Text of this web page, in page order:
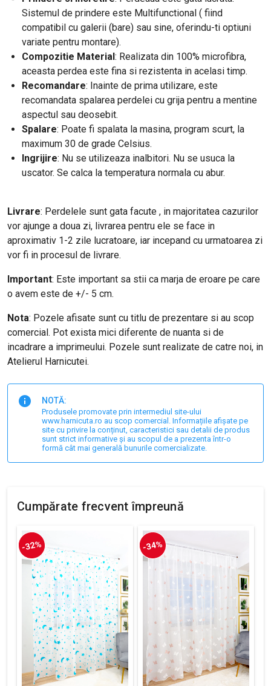
Sistemul de prindere este Multifunctional ( fiind
compatibil cu galerii (bare) sau sine, oferindu-ti optiuni
variate pentru montare).
Compozitie Material: Realizata din 100% microfibra,
aceasta perdea este fina si rezistenta in acelasi timp.
Recomandare: Inainte de prima utilizare, este
recomandata spalarea perdelei cu grija pentru a mentine
aspectul sau deosebit.
Spalare: Poate fi spalata la masina, program scurt, la
maximum 30 de grade Celsius.
Ingrijire: Nu se utilizeaza inalbitori. Nu se usuca la
uscator. Se calca la temperatura normala cu abur.
Livrare: Perdelele sunt gata facute , in majoritatea cazurilor
vor ajunge a doua zi, livrarea pentru ele se face in
aproximativ 1-2 zile lucratoare, iar incepand cu urmatoarea zi
vor fi in procesul de livrare.
Important: Este important sa stii ca marja de eroare pe care
o avem este de +/- 5 cm.
Nota: Pozele afisate sunt cu titlu de prezentare si au scop
comercial. Pot exista mici diferente de nuanta si de
incadrare a imprimeului. Pozele sunt realizate de catre noi, in
Atelierul Harnicutei.
NOTĂ:
Produsele promovate prin intermediul site-ului
www.harnicuta.ro au scop comercial. Informațiile afișate pe
site cu privire la conținut, caracteristici sau detalii de produs
sunt strict informative și au scopul de a prezenta într-o
formă cât mai generală bunurile comercializate.
Cumpărate frecvent împreună
-32% -34%